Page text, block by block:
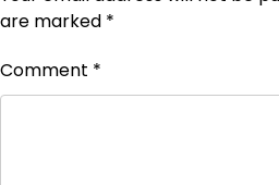
are marked *
Comment *